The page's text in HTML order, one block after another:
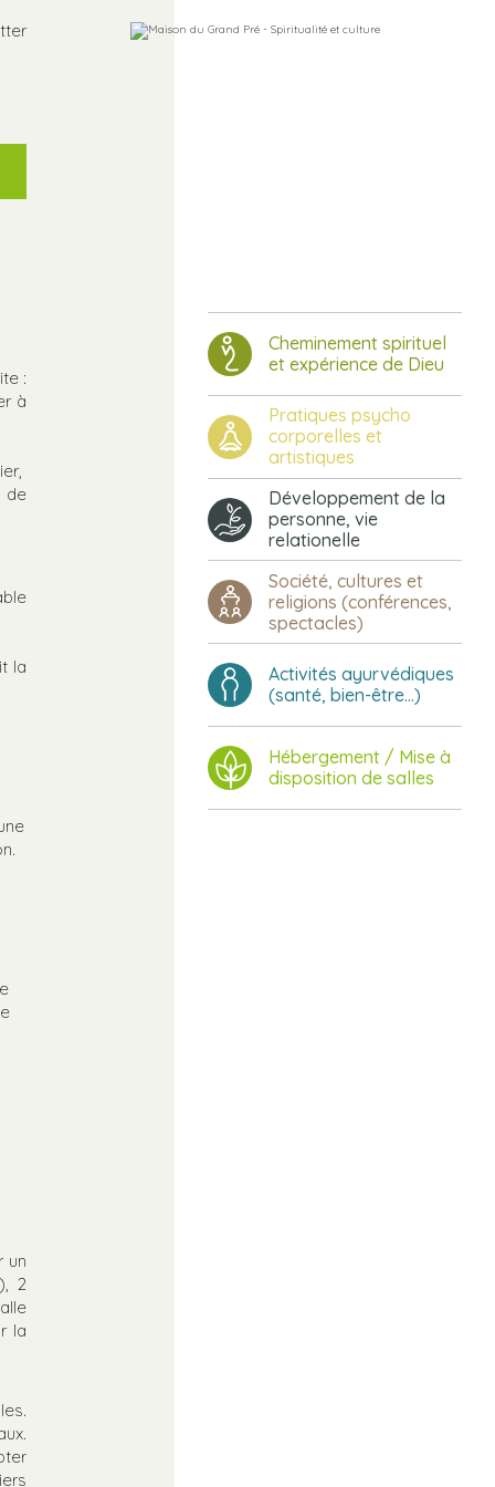
Cheminement spirituel
et expérience de Dieu
Pratiques psycho
corporelles et
artistiques
Développement de la
personne, vie
relationelle
Société, cultures et
religions (conférences,
spectacles)
Activités ayurvédiques
(santé, bien-être...)
Hébergement / Mise à
disposition de salles
:
à
de
la
un
2
la